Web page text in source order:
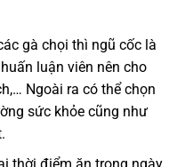
gà chọi thì ngũ cốc là
luận viên nên cho
Ngoài ra có thể chọn
sức khỏe cũng như